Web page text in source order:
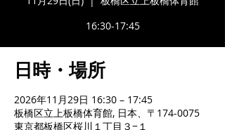
16:30-17:45
日時・場所
2026年11月29日 16:30 – 17:45
板橋区立上板橋体育館, 日本、〒174-0075
東京都板橋区桜川１丁目３−１